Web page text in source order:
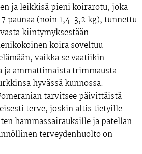
ja leikkisä pieni koirarotu, joka
paunaa (noin 1,4-3,2 kg), tunnettu
kiintymyksestään
koira soveltuu
vaikka se vaatiikin
ja ammattimaista trimmausta
hyvässä kunnossa.
tarvitsee päivittäistä
terve, joskin altis tietyille
hammassairauksille ja patellan
terveydenhuolto on